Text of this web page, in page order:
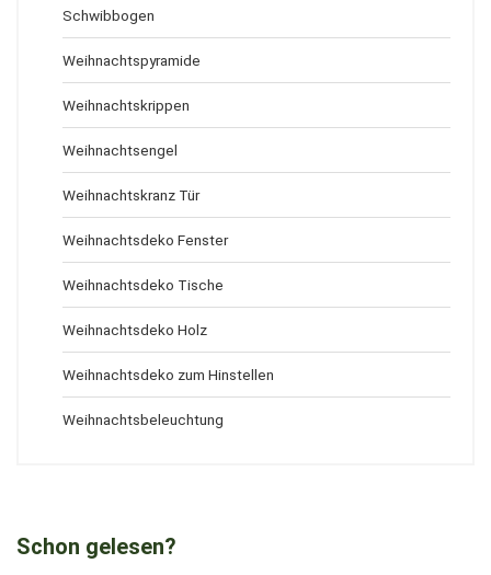
Schwibbogen
Weihnachtspyramide
Weihnachtskrippen
Weihnachtsengel
Weihnachtskranz Tür
Weihnachtsdeko Fenster
Weihnachtsdeko Tische
Weihnachtsdeko Holz
Weihnachtsdeko zum Hinstellen
Weihnachtsbeleuchtung
Schon gelesen?